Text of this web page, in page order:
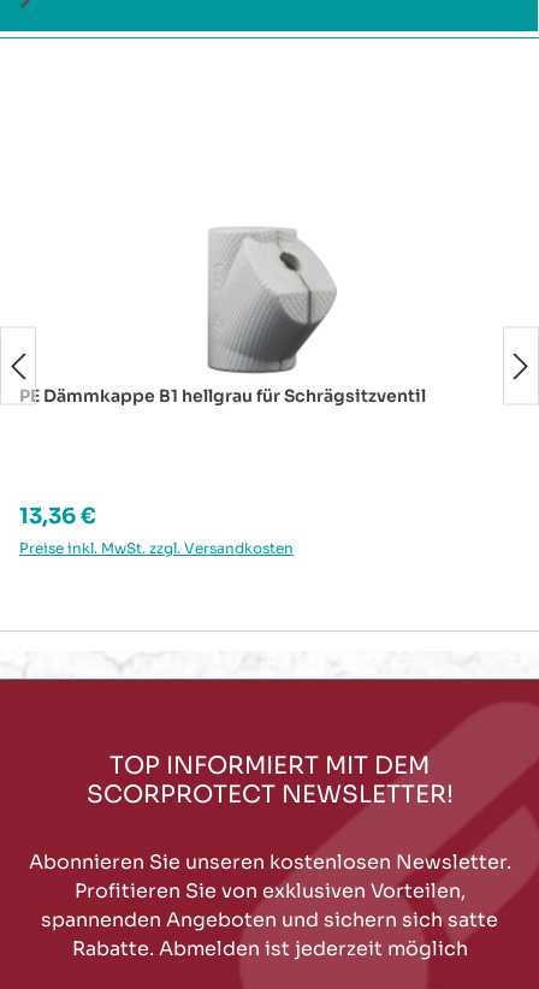
PE Dämmkappe B1 hellgrau für Schrägsitzventil
Regulärer Preis:
13,36 €
Preise inkl. MwSt. zzgl. Versandkosten
TOP INFORMIERT MIT DEM
SCORPROTECT NEWSLETTER!
Abonnieren Sie unseren kostenlosen Newsletter.
Profitieren Sie von exklusiven Vorteilen,
spannenden Angeboten und sichern sich satte
Rabatte. Abmelden ist jederzeit möglich